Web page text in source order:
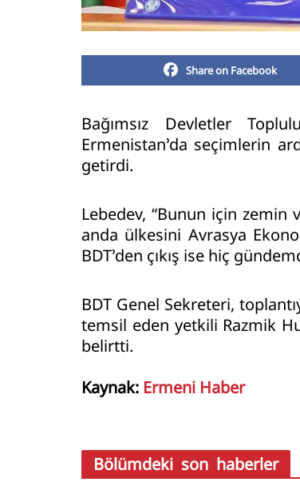
Share on Facebook
Bağımsız Devletler
Ermenistan’da seçimlerin
getirdi.
Lebedev, “Bunun için zemin
anda ülkesini Avrasya
BDT’den çıkış ise hiç
BDT Genel Sekreteri,
temsil eden yetkili Razmik
belirtti.
Kaynak: Ermeni Haber
Bölümdeki son haberler